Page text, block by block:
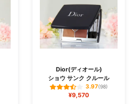
Dior(ディオール)
ショウ サンク クルール
3.97(98)
¥9,570